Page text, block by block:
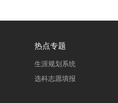
热点专题
生涯规划系统
选科志愿填报